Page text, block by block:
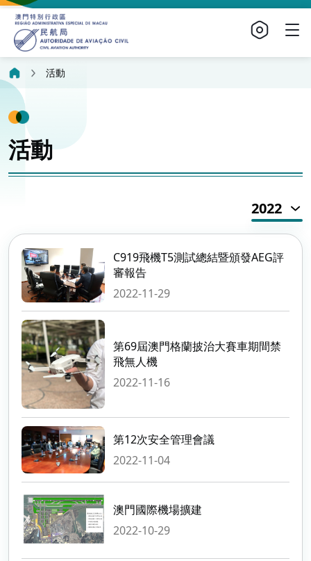
活動
活動
2022
C919飛機T5測試總結暨頒發AEG評
審報告
2022-11-29
第69屆澳門格蘭披治大賽車期間禁
飛無人機
2022-11-16
第12次安全管理會議
2022-11-04
澳門國際機場擴建
2022-10-29